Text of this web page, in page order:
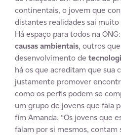
continentais, o jovem que
distantes realidades sai
Há espaço para todos na
causas ambientais, outros
desenvolvimento de
há os que acreditam que sua
justamente promover
como os perfis podem se
um grupo de jovens que fala
fim Amanda. “Os jovens que
falam por si mesmos, contam